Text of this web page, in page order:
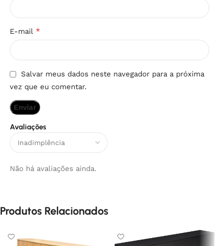
Avaliações
Não há avaliações ainda.
E-mail *
Salvar meus dados neste navegador para a próxima
vez que eu comentar.
Produtos Relacionados